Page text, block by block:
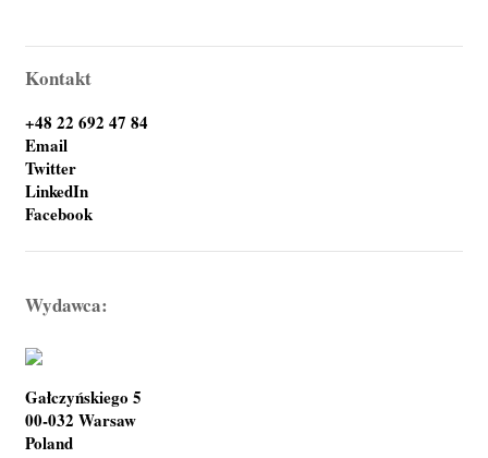
Kontakt
+48 22 692 47 84
Email
Twitter
LinkedIn
Facebook
Wydawca:
Gałczyńskiego 5
00-032 Warsaw
Poland